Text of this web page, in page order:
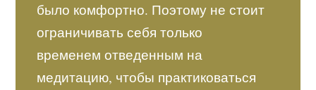
было комфортно. Поэтому не стоит
ограничивать себя только
временем отведенным на
медитацию, чтобы практиковаться